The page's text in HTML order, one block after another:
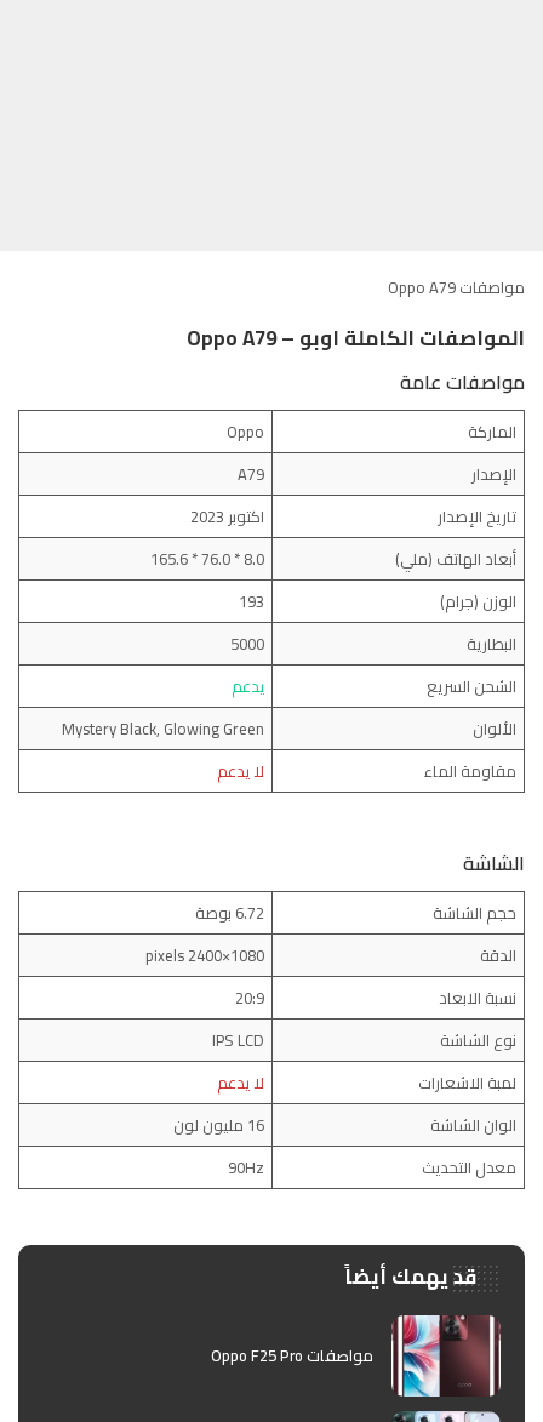
مواصفات Oppo A79
المواصفات الكاملة اوبو – Oppo A79
مواصفات عامة
الماركة
Oppo
الإصدار
A79
تاريخ الإصدار
اكتوبر 2023
أبعاد الهاتف (ملي)
8.0 * 76.0 * 165.6
الوزن (جرام)
193
البطارية
5000
الشحن السريع
يدعم
الألوان
Mystery Black, Glowing Green
مقاومة الماء
لا يدعم
الشاشة
حجم الشاشة
6.72 بوصة
الدقة
1080×2400 pixels
نسبة الابعاد
20:9
نوع الشاشة
IPS LCD
لمبة الاشعارات
لا يدعم
الوان الشاشة
16 مليون لون
معدل التحديث
90Hz
قد يهمك أيضاً
مواصفات Oppo F25 Pro